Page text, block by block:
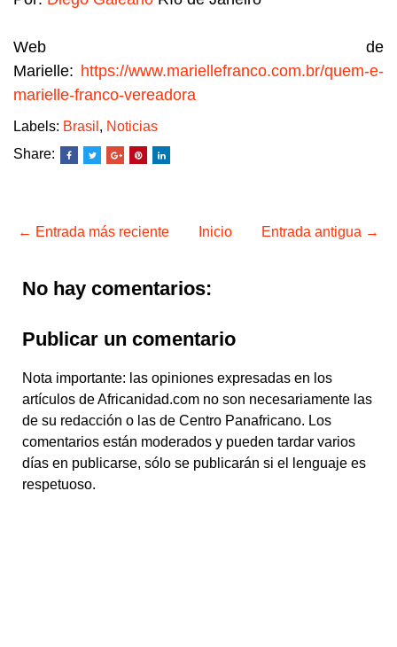
Web de
Marielle: https://www.mariellefranco.com.br/quem-e-
marielle-franco-vereadora
Labels: Brasil , Noticias
Share:
← Entrada más reciente Entrada antigua →
Inicio
No hay comentarios:
Publicar un comentario
Nota importante: las opiniones expresadas en los
artículos de Africanidad.com no son necesariamente las
de su redacción o las de Centro Panafricano. Los
comentarios están moderados y pueden tardar varios
días en publicarse, sólo se publicarán si el lenguaje es
respetuoso.